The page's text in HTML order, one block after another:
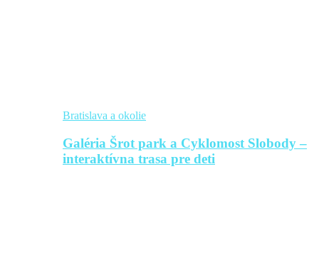
Bratislava a okolie
Galéria Šrot park a Cyklomost Slobody –
interaktívna trasa pre deti